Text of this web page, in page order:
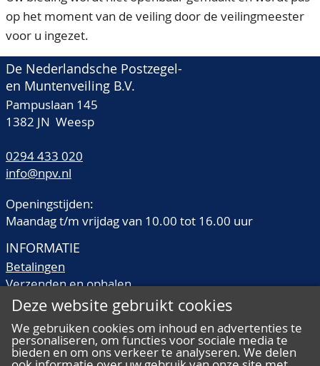
op het moment van de veiling door de veilingmeester
voor u ingezet.
De Nederlandsche Postzegel-
en Muntenveiling B.V.
Pampuslaan 145
1382 JN Weesp
0294 433 020
info@npv.nl
Openingstijden:
Maandag t/m vrijdag van 10.00 tot 16.00 uur
INFORMATIE
Betalingen
Verzenden en ophalen
Veilingtermen
Kwaliteitsomschrijvingen
Veelgestelde vragen
Deze website gebruikt cookies
We gebruiken cookies om inhoud en advertenties te
personaliseren, om functies voor sociale media te
bieden en om ons verkeer te analyseren. We delen